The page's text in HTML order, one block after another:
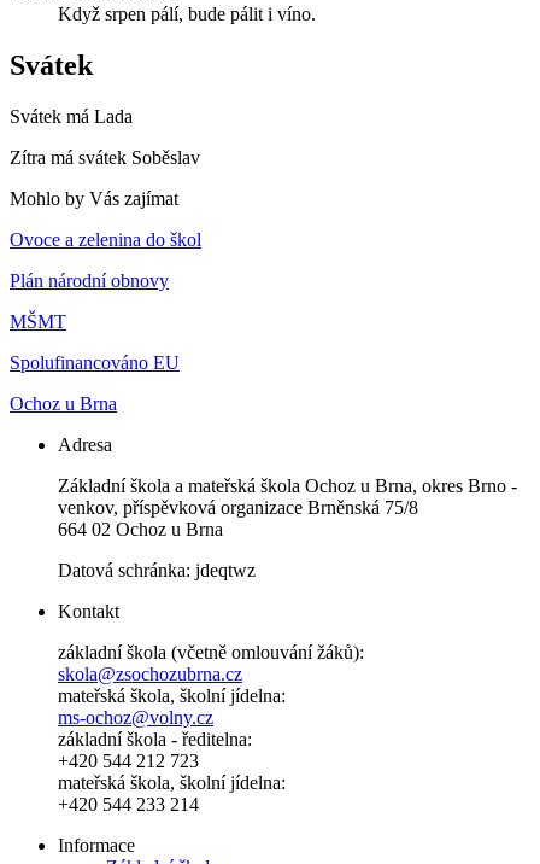
Když srpen pálí, bude pálit i víno.
Svátek
Svátek má Lada
Zítra má svátek Soběslav
Mohlo by Vás zajímat
Ovoce a zelenina do škol
Plán národní obnovy
MŠMT
Spolufinancováno EU
Ochoz u Brna
Adresa
Základní škola a mateřská škola Ochoz u Brna, okres Brno -
venkov, příspěvková organizace Brněnská 75/8
664 02 Ochoz u Brna
Datová schránka: jdeqtwz
Kontakt
základní škola (včetně omlouvání žáků):
skola@zsochozubrna.cz
mateřská škola, školní jídelna:
ms-ochoz@volny.cz
základní škola - ředitelna:
+420 544 212 723
mateřská škola, školní jídelna:
+420 544 233 214
Informace